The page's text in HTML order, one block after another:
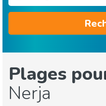
Plages
Nerja